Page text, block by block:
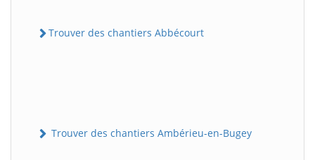
Trouver des chantiers Abbécourt
Trouver des chantiers Ambérieu-en-Bugey